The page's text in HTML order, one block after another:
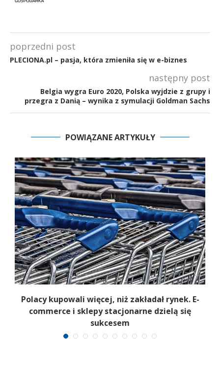
poprzedni post
PLECIONA.pl – pasja, która zmieniła się w e-biznes
następny post
Belgia wygra Euro 2020, Polska wyjdzie z grupy i
przegra z Danią – wynika z symulacji Goldman Sachs
POWIĄZANE ARTYKUŁY
Polacy kupowali więcej, niż zakładał rynek. E-
commerce i sklepy stacjonarne dzielą się
sukcesem